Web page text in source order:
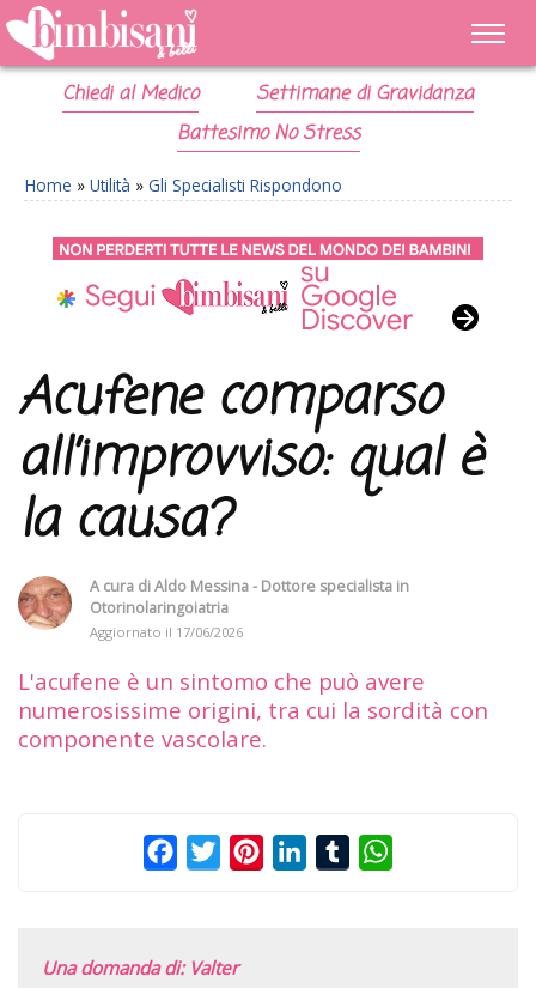
Chiedi al Medico
Settimane di Gravidanza
Battesimo No Stress
Home » Utilità » Gli Specialisti Rispondono
Acufene comparso
all’improvviso: qual è
la causa?
A cura diAldo Messina - Dottore specialista in
Otorinolaringoiatria
Aggiornato il 17/06/2026
L'acufene è un sintomo che può avere
numerosissime origini, tra cui la sordità con
componente vascolare.
FacebookTwitterPinterestLinkedInTumblr
Una domanda di: Valter